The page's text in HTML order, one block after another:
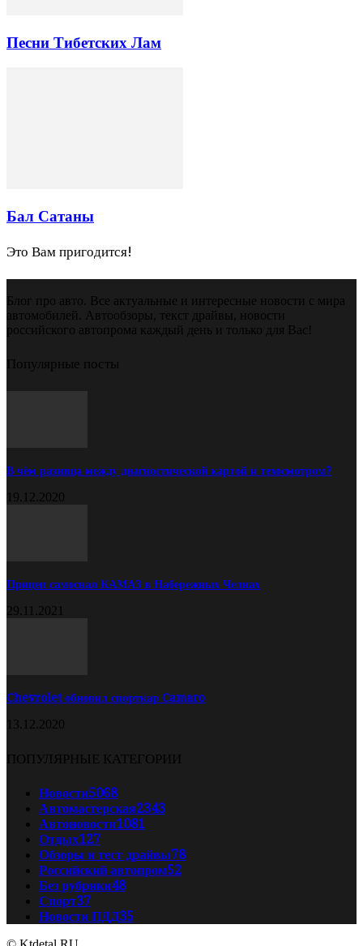
Песни Тибетских Лам
Бал Сатаны
Это Вам пригодится!
Блог про авто. Все актуальные и интересные новости с мира
автомобилей. Автообзоры, текст драйвы, новости
российского автопрома каждый день и только для Вас!
Популярные посты
В чём разница между диагностической картой и техосмотром?
19.12.2020
Прицеп самосвал КАМАЗ в Набережных Челнах
29.11.2021
Chevrolet обновил спорткар Camaro
13.12.2020
ПОПУЛЯРНЫЕ КАТЕГОРИИ
Новости5068
Автомастерская2343
Автоновости1081
Отдых127
Обзоры и тест драйвы78
Российский автопром52
Без рубрики48
Спорт37
Новости ПДД35